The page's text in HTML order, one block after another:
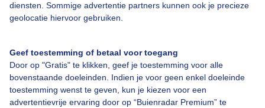
diensten. Sommige advertentie partners kunnen ook je precieze
geolocatie hiervoor gebruiken.
Geef toestemming of betaal voor toegang
Door op "Gratis" te klikken, geef je toestemming voor alle
bovenstaande doeleinden. Indien je voor geen enkel doeleinde
toestemming wenst te geven, kun je kiezen voor een
advertentievrije ervaring door op “Buienradar Premium” te
Bedrijfsgegevens
Contact
Toegankelijkheid
Gebruikersvoorwaarden